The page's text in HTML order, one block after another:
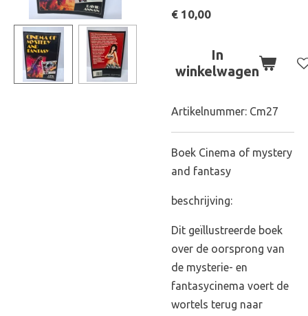
€ 10,00
In
winkelwagen
Artikelnummer: Cm27
Boek Cinema of mystery
and fantasy
beschrijving:
Dit geïllustreerde boek
over de oorsprong van
de mysterie- en
fantasycinema voert de
wortels terug naar